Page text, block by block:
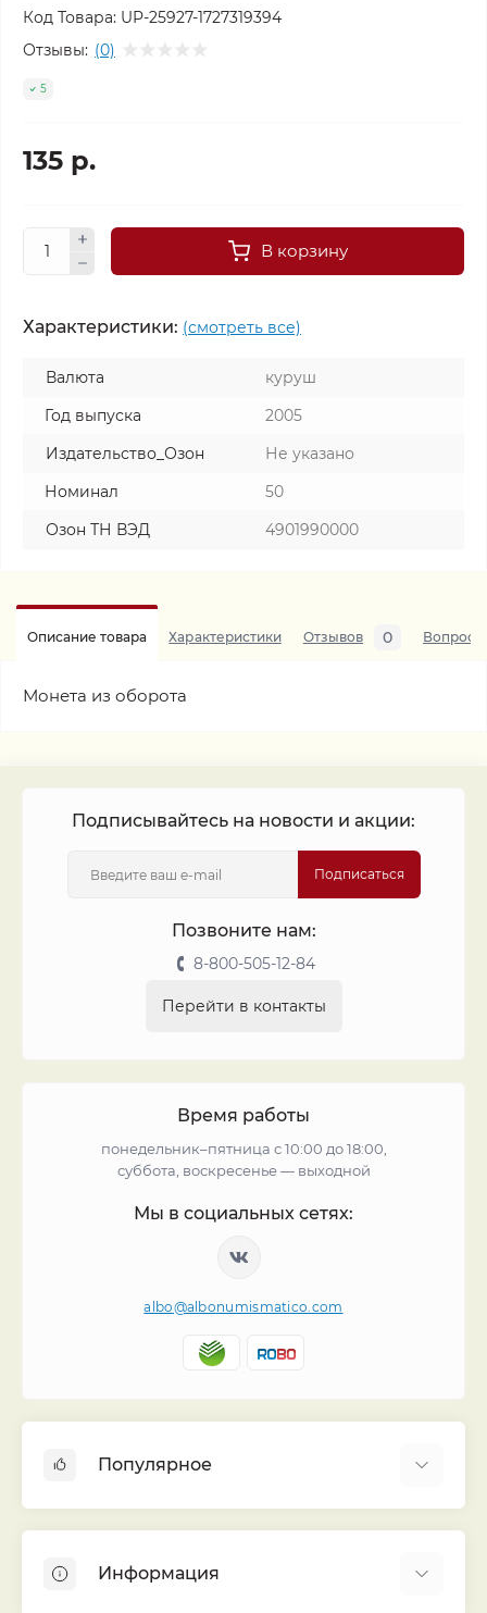
Код Товара: UP-25927-1727319394
Отзывы: (0)
5
135 р.
В корзину
Характеристики: (смотреть все)
Валюта
куруш
Год выпуска
2005
Издательство_Озон
Не указано
Номинал
50
Озон ТН ВЭД
4901990000
Описание товара Характеристики Отзывов 0 Вопросы
Монета из оборота
Подписывайтесь на новости и акции:
Подписаться
Позвоните нам:
8-800-505-12-84
Перейти в контакты
Время работы
понедельник–пятница с 10:00 до 18:00,
суббота, воскресенье — выходной
Мы в социальных сетях:
albo@albonumismatico.com
Популярное
Монеты
Информация